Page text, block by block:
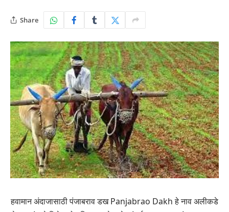
Share
हवामान अंदाजासाठी पंजाबराव डख Panjabrao Dakh हे नाव अलीकडे